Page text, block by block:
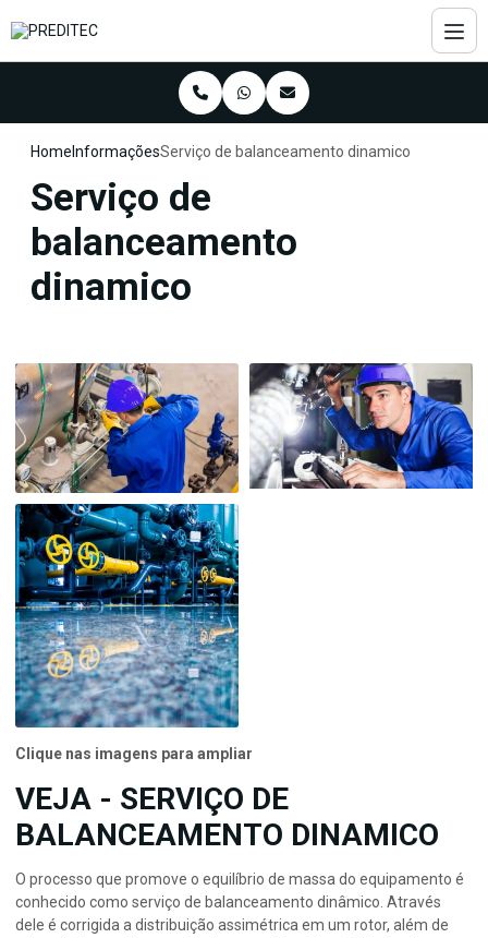
HomeInformaçõesServiço de balanceamento dinamico
Serviço de
balanceamento
dinamico
Clique nas imagens para ampliar
VEJA - SERVIÇO DE
BALANCEAMENTO DINAMICO
O processo que promove o equilíbrio de massa do equipamento é
conhecido como serviço de balanceamento dinâmico. Através
dele é corrigida a distribuição assimétrica em um rotor, além de